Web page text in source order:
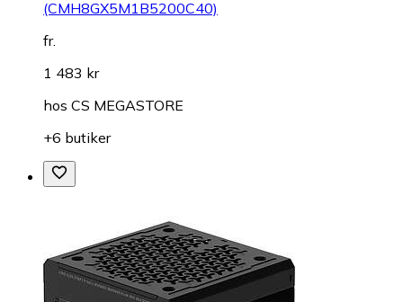
(CMH8GX5M1B5200C40)
fr.
1 483 kr
hos CS MEGASTORE
+6 butiker